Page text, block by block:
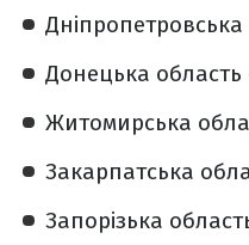
Дніпропетровська
Донецька область
Житомирська
Закарпатська
Запорізька